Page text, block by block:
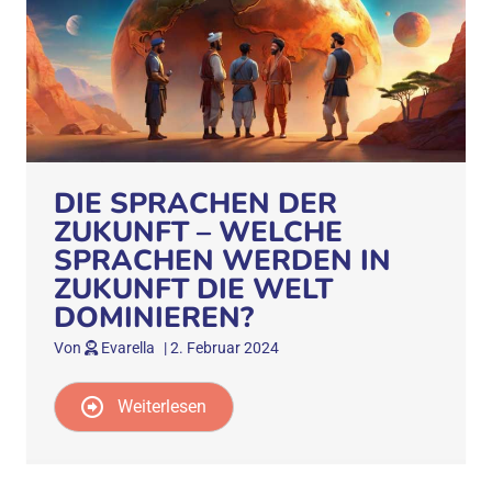
DIE SPRACHEN DER
ZUKUNFT – WELCHE
SPRACHEN WERDEN IN
ZUKUNFT DIE WELT
DOMINIEREN?
Von Evarella |2. Februar 2024
Weiterlesen